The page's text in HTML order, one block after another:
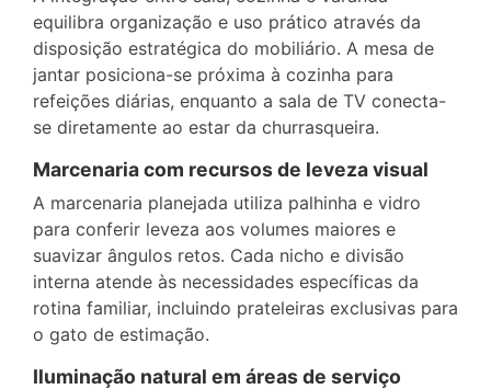
equilibra organização e uso prático através da
disposição estratégica do mobiliário. A mesa de
jantar posiciona-se próxima à cozinha para
refeições diárias, enquanto a sala de TV conecta-
se diretamente ao estar da churrasqueira.
Marcenaria com recursos de leveza visual
A marcenaria planejada utiliza palhinha e vidro
para conferir leveza aos volumes maiores e
suavizar ângulos retos. Cada nicho e divisão
interna atende às necessidades específicas da
rotina familiar, incluindo prateleiras exclusivas para
o gato de estimação.
Iluminação natural em áreas de serviço